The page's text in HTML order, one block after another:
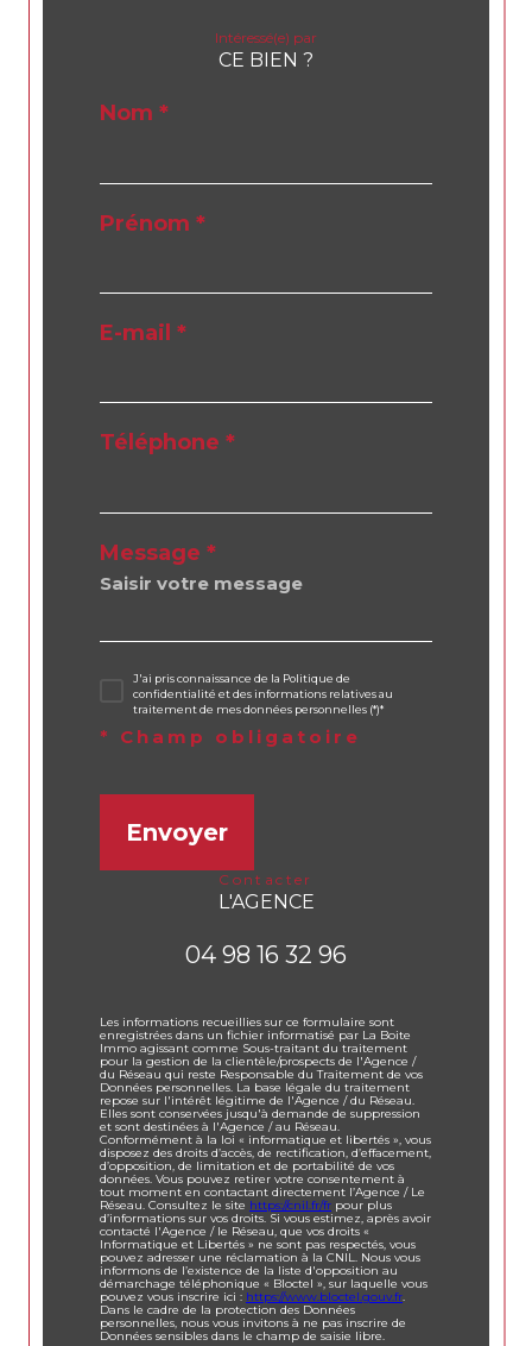
Intéressé(e) par
CE BIEN ?
Nom *
Prénom *
E-mail *
Téléphone *
Message *
J'ai pris connaissance de la Politique de
confidentialité et des informations relatives au
traitement de mes données personnelles (*)*
* Champ obligatoire
Envoyer
contacter
L'AGENCE
04 98 16 32 96
Les informations recueillies sur ce formulaire sont
enregistrées dans un fichier informatisé par La Boite
Immo agissant comme Sous-traitant du traitement
pour la gestion de la clientèle/prospects de l'Agence /
du Réseau qui reste Responsable du Traitement de vos
Données personnelles. La base légale du traitement
repose sur l'intérêt légitime de l'Agence / du Réseau.
Elles sont conservées jusqu'à demande de suppression
et sont destinées à l'Agence / au Réseau.
Conformément à la loi « informatique et libertés », vous
disposez des droits d’accès, de rectification, d’effacement,
d’opposition, de limitation et de portabilité de vos
données. Vous pouvez retirer votre consentement à
tout moment en contactant directement l’Agence / Le
Réseau. Consultez le site https://cnil.fr/fr pour plus
d’informations sur vos droits. Si vous estimez, après avoir
contacté l'Agence / le Réseau, que vos droits «
Informatique et Libertés » ne sont pas respectés, vous
pouvez adresser une réclamation à la CNIL. Nous vous
informons de l’existence de la liste d'opposition au
démarchage téléphonique « Bloctel », sur laquelle vous
pouvez vous inscrire ici : https://www.bloctel.gouv.fr.
Dans le cadre de la protection des Données
personnelles, nous vous invitons à ne pas inscrire de
Données sensibles dans le champ de saisie libre.